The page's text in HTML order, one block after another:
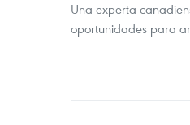
Una experta
oportunidades para